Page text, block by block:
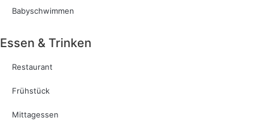
Babyschwimmen
Essen & Trinken
Restaurant
Frühstück
Mittagessen